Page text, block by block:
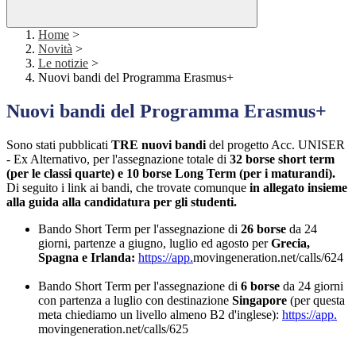
Home >
Novità >
Le notizie >
Nuovi bandi del Programma Erasmus+
Nuovi bandi del Programma Erasmus+
Sono stati pubblicati TRE nuovi bandi del progetto Acc. UNISER
- Ex Alternativo, per l'assegnazione totale di 32 borse short term
(per le classi quarte) e 10 borse Long Term (per i maturandi).
Di seguito i link ai bandi, che trovate comunque in allegato insieme
alla guida alla candidatura per gli studenti.
Bando Short Term per l'assegnazione di 26 borse da 24
giorni, partenze a giugno, luglio ed agosto perGrecia,
Spagna e Irlanda: https://app.movingeneration.net/calls/624
Bando Short Term per l'assegnazione di 6 borse da 24 giorni
con partenza a luglio con destinazione Singapore (per questa
meta chiediamo un livello almeno B2 d'inglese): https://app.
movingeneration.net/calls/625